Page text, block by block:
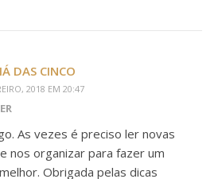
DAS CINCO
2018 EM 20:47
As vezes é preciso ler novas
nos organizar para fazer um
Obrigada pelas dicas